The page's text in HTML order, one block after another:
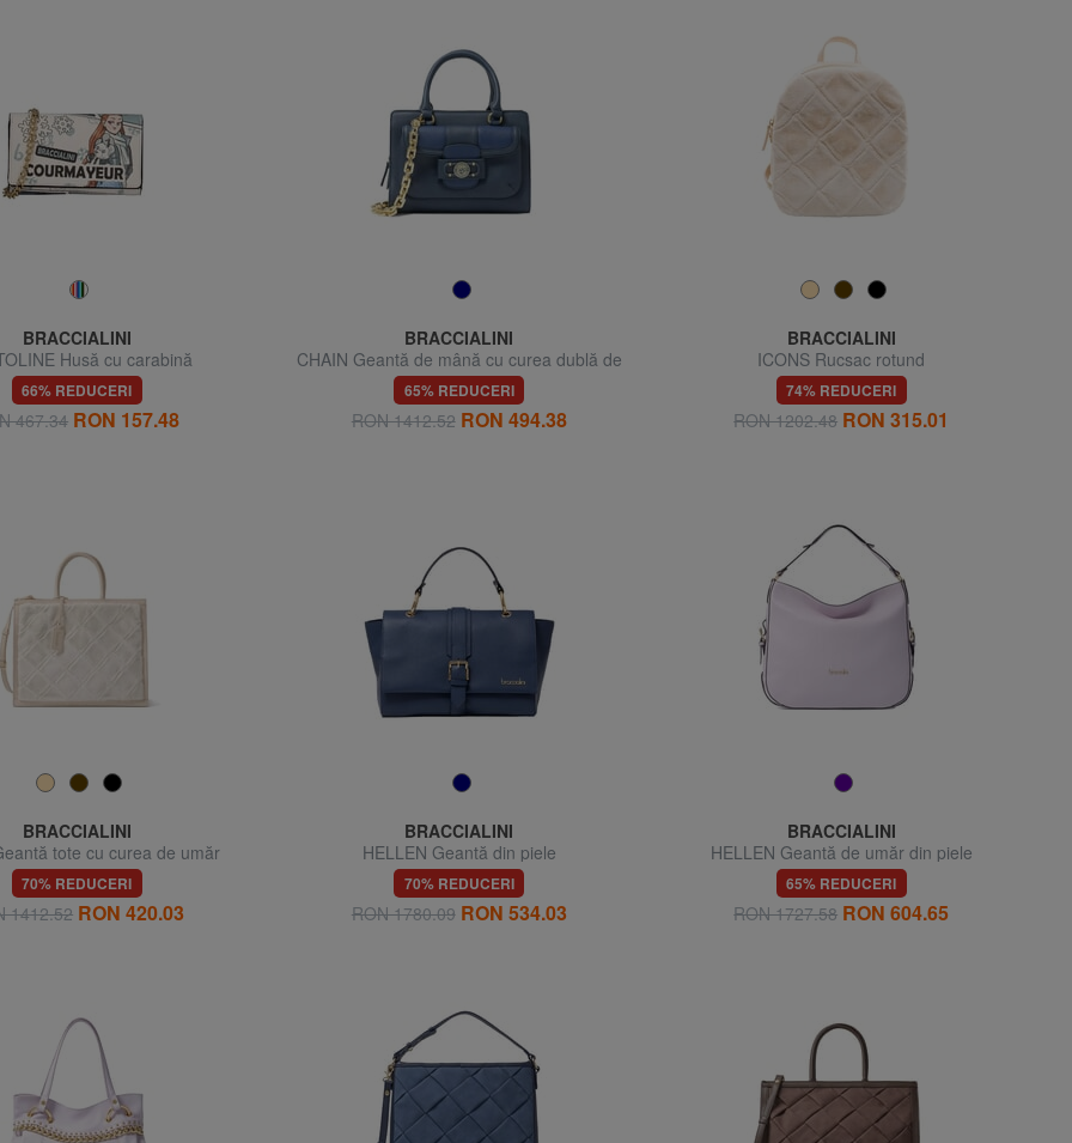
BRACCIALINI
Husă cu carabină
66% REDUCERI
467.34 RON 157.48
BRACCIALINI
CHAIN Geantă de mână cu curea dublă de
umăr
65% REDUCERI
RON 1412.52 RON 494.38
BRACCIALINI
ICONS Rucsac rotund
74% REDUCERI
RON 1202.48 RON 315.01
BRACCIALINI
tote cu curea de umăr
70% REDUCERI
1412.52 RON 420.03
BRACCIALINI
HELLEN Geantă din piele
70% REDUCERI
RON 1780.09 RON 534.03
BRACCIALINI
HELLEN Geantă de umăr din piele
65% REDUCERI
RON 1727.58 RON 604.65